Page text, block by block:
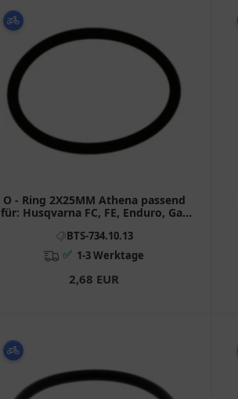
O - Ring 2X25MM Athena passend
für: Husqvarna FC, FE, Enduro, Gas
BTS-734.10.13
✅ 1-3 Werktage
2,68 EUR